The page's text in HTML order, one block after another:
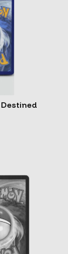
Destined